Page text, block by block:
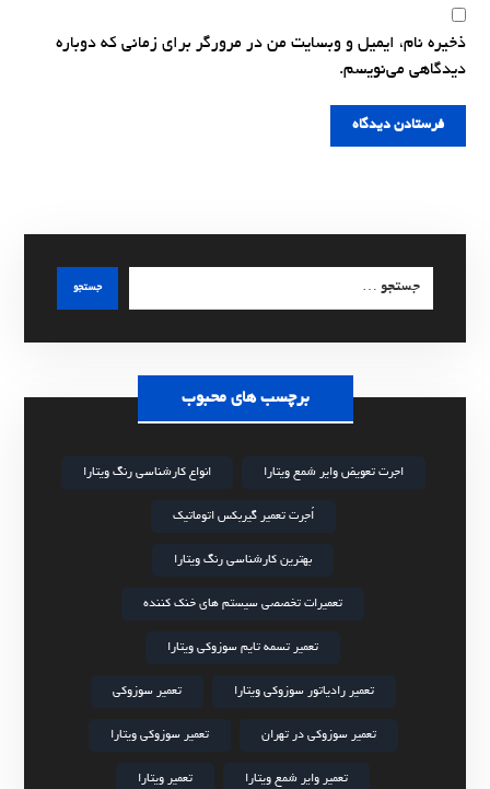
ذخیره نام، ایمیل و وبسایت من در مرورگر برای زمانی که دوباره
دیدگاهی می‌نویسم.
فرستادن دیدگاه
جستجو
برچسب های محبوب
اجرت تعویض وایر شمع ویتارا انواع کارشناسی رنگ ویتارا
اُجرت تعمیر گیربکس اتوماتیک
بهترین کارشناسی رنگ ویتارا
تعمیرات تخصصی سیستم های خنک کننده
تعمیر تسمه تایم سوزوکی ویتارا
تعمیر رادیاتور سوزوکی ویتارا تعمیر سوزوکی
تعمیر سوزوکی در تهران تعمیر سوزوکی ویتارا
تعمیر وایر شمع ویتارا تعمیر ویتارا